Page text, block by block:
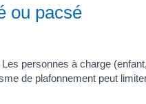
ou pacsé
personnes à charge
de plafonnement peut